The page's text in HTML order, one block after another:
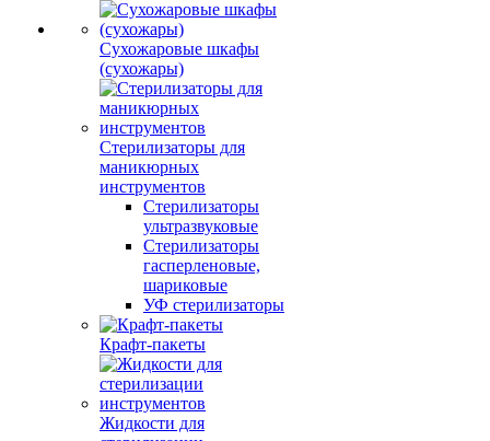
Сухожаровые шкафы
(сухожары)
Стерилизаторы для
маникюрных
инструментов
Стерилизаторы
ультразвуковые
Стерилизаторы
гасперленовые,
шариковые
УФ стерилизаторы
Крафт-пакеты
Жидкости для